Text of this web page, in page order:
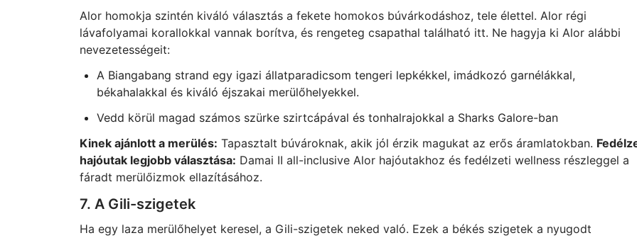
Alor homokja szintén kiváló választás a fekete homokos búvárkodáshoz, tele élettel. Alor régi
lávafolyamai korallokkal vannak borítva, és rengeteg csapathal található itt. Ne hagyja ki Alor alábbi
nevezetességeit:
A Biangabang strand egy igazi állatparadicsom tengeri lepkékkel, imádkozó garnélákkal,
békahalakkal és kiváló éjszakai merülőhelyekkel.
Vedd körül magad számos szürke szirtcápával és tonhalrajokkal a Sharks Galore-ban
Kinek ajánlott a merülés: Tapasztalt búvároknak, akik jól érzik magukat az erős áramlatokban.
hajóutak legjobb választása: Damai II all-inclusive Alor hajóutakhoz és fedélzeti wellness részleggel a
fáradt merülőizmok ellazításához.
7. A Gili-szigetek
Ha egy laza merülőhelyet keresel, a Gili-szigetek neked való. Ezek a békés szigetek a nyugodt